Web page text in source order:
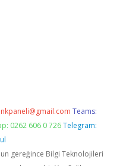
Teams:
0262 606 0 726 Telegram:
gereğince Bilgi Teknolojileri